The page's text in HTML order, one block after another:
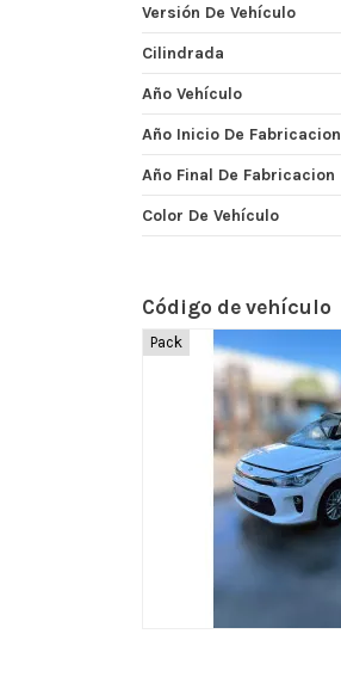
Versión De Vehículo
Cilindrada
Año Vehículo
Año Inicio De Fabricacion
Año Final De Fabricacion
Color De Vehículo
Código de vehículo
Pack